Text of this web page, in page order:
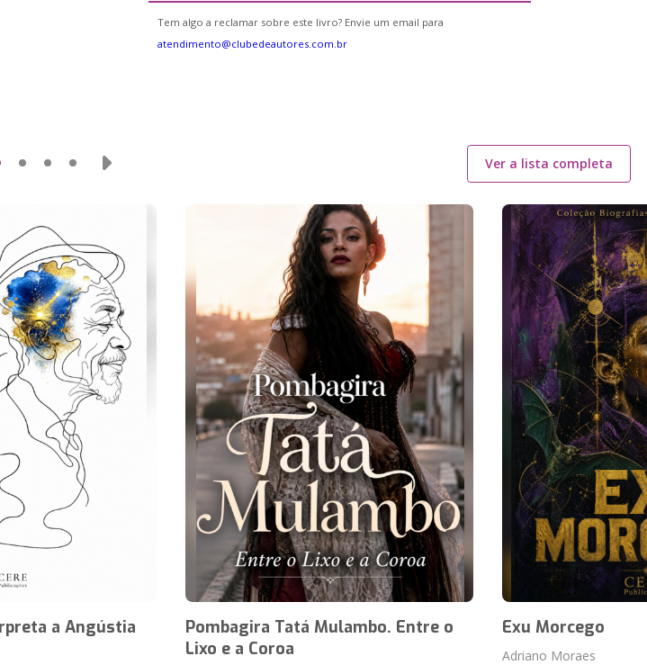
Tem algo a reclamar sobre este livro? Envie um email para
atendimento@clubedeautores.com.br
Ver a lista completa
a Angústia
Pombagira Tatá Mulambo. Entre o
Lixo e a Coroa
Exu Morcego
Adriano Moraes